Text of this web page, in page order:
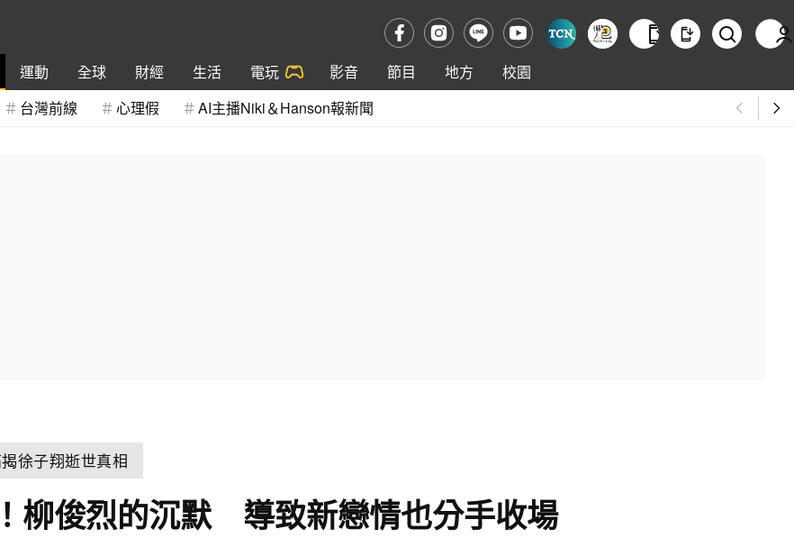
運動 全球 財經 生活 電玩 影音 節目 地方
校園
台灣前線 心理假 AI主播Niki＆Hanson報新聞
徐子翔逝世真相
柳俊烈的沉默 導致新戀情也分手收場